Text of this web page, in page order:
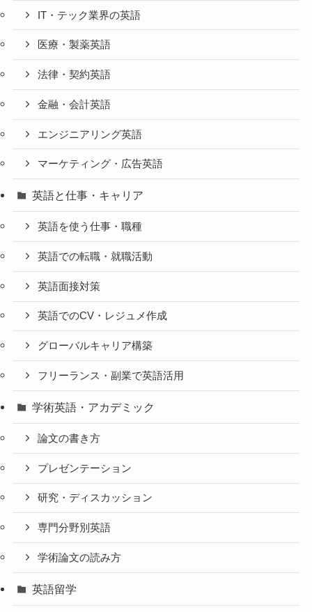
IT・テック業界の英語
医療・製薬英語
法律・契約英語
金融・会計英語
エンジニアリング英語
マーケティング・広告英語
英語と仕事・キャリア
英語を使う仕事・職種
英語での転職・就職活動
英語面接対策
英語でのCV・レジュメ作成
グローバルキャリア構築
フリーランス・副業で英語活用
学術英語・アカデミック
論文の書き方
プレゼンテーション
研究・ディスカッション
専門分野別英語
学術論文の読み方
英語留学